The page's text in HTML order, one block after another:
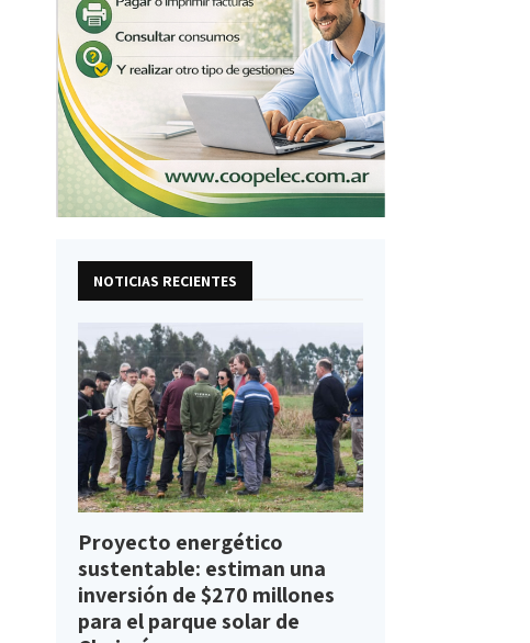
NOTICIAS RECIENTES
Proyecto energético
sustentable: estiman una
inversión de $270 millones
para el parque solar de